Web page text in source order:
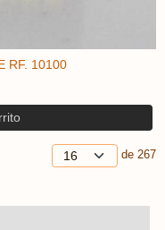
​RF. 10100
de 267